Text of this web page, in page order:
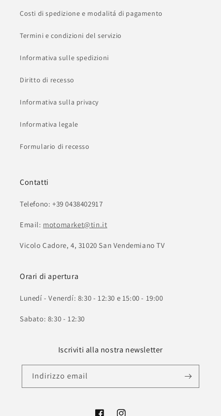
Costi di spedizione e modalitá di pagamento
Termini e condizioni del servizio
Informativa sulle spedizioni
Diritto di recesso
Informativa sulla privacy
Informativa legale
Formulario di recesso
Contatti
Telefono: +39 0438402917
Email: motomarket@tin.it
Vicolo Cadore, 4, 31020 San Vendemiano TV
Orari di apertura
Lunedí - Venerdí: 8:30 - 12:30 e 15:00 - 19:00
Sabato: 8:30 - 12:30
Iscriviti alla nostra newsletter
Indirizzo email